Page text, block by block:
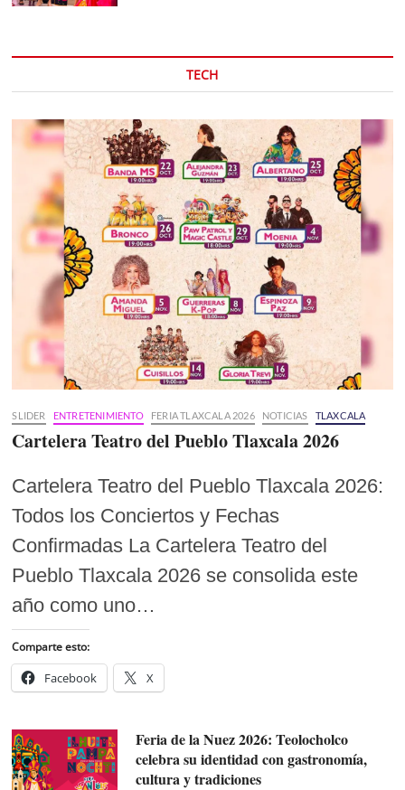
TECH
SLIDER ENTRETENIMIENTO FERIA TLAXCALA 2026 NOTICIAS TLAXCALA
Cartelera Teatro del Pueblo Tlaxcala 2026
Cartelera Teatro del Pueblo Tlaxcala 2026:
Todos los Conciertos y Fechas
Confirmadas La Cartelera Teatro del
Pueblo Tlaxcala 2026 se consolida este
año como uno…
Comparte esto:
Facebook X
Feria de la Nuez 2026: Teolocholco
celebra su identidad con gastronomía,
cultura y tradiciones